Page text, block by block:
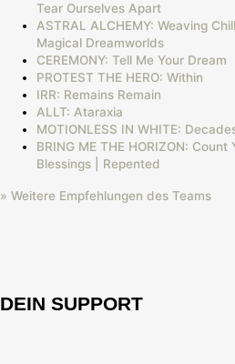
Tear Ourselves Apart
ASTRAL ALCHEMY: Weaving
Magical Dreamworlds
CEREMONY: Tell Me Your Dream
PROTEST THE HERO: Within
IRR: Remains Remain
ALLT: Ataraxia
MOTIONLESS IN WHITE:
BRING ME THE HORIZON: Count
Blessings | Repented
» Weitere Empfehlungen des Teams
DEIN SUPPORT